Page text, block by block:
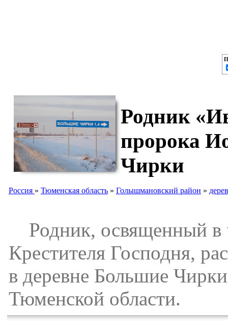
Родник
пророка
Чирки
Россия » Тюменская область » Голышмановский район »
Родник, освященный в
Крестителя Господня,
в деревне Большие
Тюменской области.